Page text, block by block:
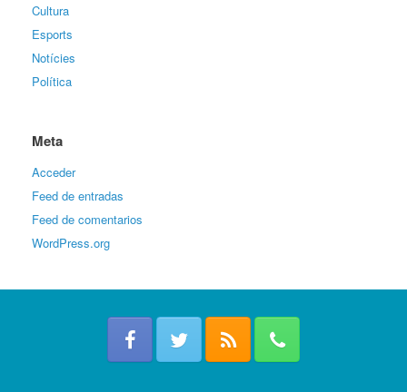
Cultura
Esports
Notícies
Política
Meta
Acceder
Feed de entradas
Feed de comentarios
WordPress.org